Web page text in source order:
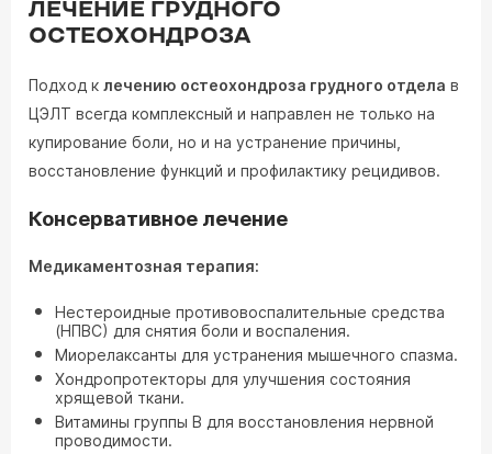
ЛЕЧЕНИЕ ГРУДНОГО
ОСТЕОХОНДРОЗА
Подход к лечению остеохондроза грудного отдела в
ЦЭЛТ всегда комплексный и направлен не только на
купирование боли, но и на устранение причины,
восстановление функций и профилактику рецидивов.
Консервативное лечение
Медикаментозная терапия:
Нестероидные противовоспалительные средства
(НПВС) для снятия боли и воспаления.
Миорелаксанты для устранения мышечного спазма.
Хондропротекторы для улучшения состояния
хрящевой ткани.
Витамины группы B для восстановления нервной
проводимости.